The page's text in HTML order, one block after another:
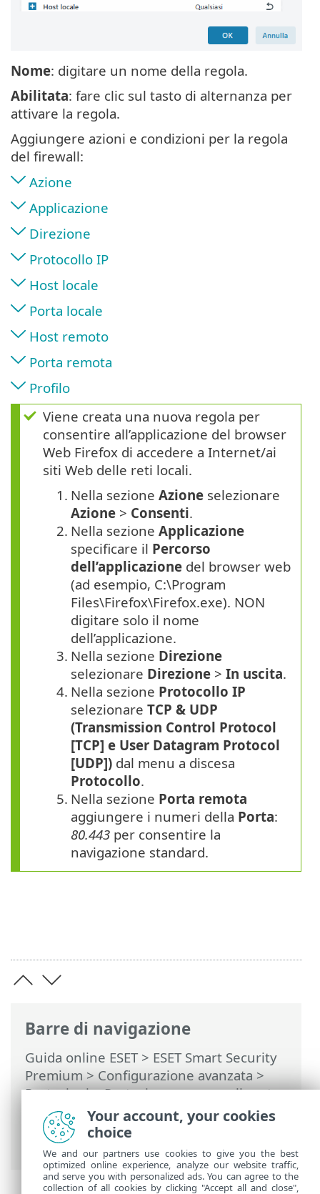
Barre di navigazione
Guida online ESET> ESET Smart Security
Premium>Configurazione avanzata>
Protezioni>Protezione accesso alla rete
Firewall >Regole del firewall>
Aggiunta o modifica delle regole del
firewall
Nome: digitare un nome della regola.
Abilitata: fare clic sul tasto di alternanza per
attivare la regola.
Aggiungere azioni e condizioni per la regola
del firewall:
Azione
Applicazione
Direzione
Protocollo IP
Host locale
Porta locale
Host remoto
Porta remota
Profilo
Viene creata una nuova regola per
consentire all’applicazione del browser
Web Firefox di accedere a Internet/ai
siti Web delle reti locali.
1. Nella sezione Azione selezionare
Azione > Consenti.
2. Nella sezione Applicazione
specificare il Percorso
dell’applicazione del browser web
(ad esempio, C:\Program
Files\Firefox\Firefox.exe). NON
digitare solo il nome
dell’applicazione.
3. Nella sezione Direzione
selezionare Direzione > In uscita.
4. Nella sezione Protocollo IP
selezionare TCP & UDP
(Transmission Control Protocol
[TCP] e User Datagram Protocol
[UDP]) dal menu a discesa
Protocollo.
5. Nella sezione Porta remota
aggiungere i numeri della Porta:
80.443 per consentire la
navigazione standard.
Your account, your cookies
choice
We and our partners use cookies to give you the best
optimized online experience, analyze our website traffic,
and serve you with personalized ads. You can agree to the
collection of all cookies by clicking "Accept all and close",